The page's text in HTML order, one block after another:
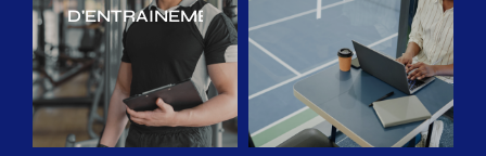
D'ENTRAINEMENT